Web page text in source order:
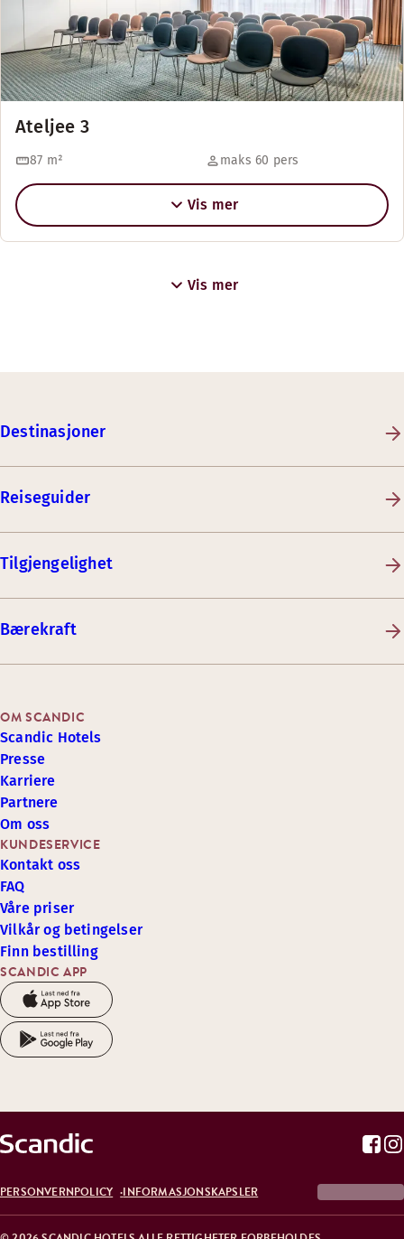
Ateljee 3
87 m² maks 60 pers
Vis mer
Vis mer
Destinasjoner
Reiseguider
Tilgjengelighet
Bærekraft
SCANDIC APP
KUNDESERVICE
Kontakt oss
FAQ
Våre priser
Vilkår og betingelser
Finn bestilling
OM SCANDIC
Scandic Hotels
Presse
Karriere
Partnere
Om oss
PERSONVERNPOLICY INFORMASJONSKAPSLER